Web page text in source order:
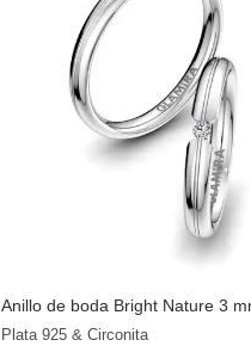
Anillo de boda Bright Nature 3
Plata 925 & Circonita